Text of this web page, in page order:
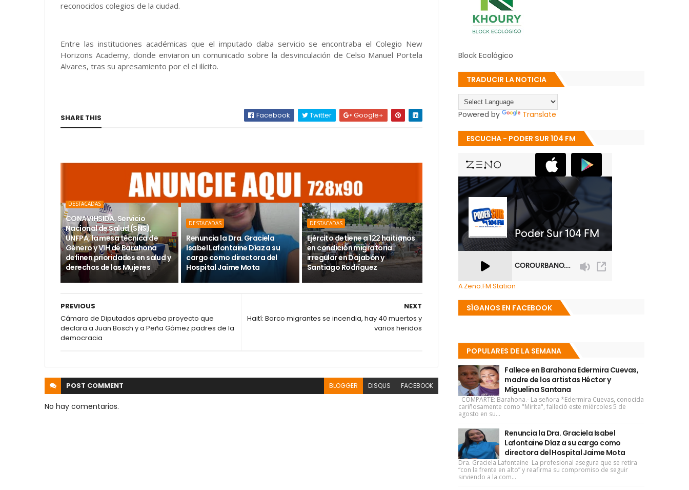
reconocidos colegios de la ciudad.
Entre las instituciones académicas que el imputado daba servicio se encontraba el Colegio New
Horizons Academy, donde enviaron un comunicado sobre la desvinculación de Celso Manuel Portela
Alvares, tras su apresamiento por el el ilícito.
SHARE THIS Facebook Twitter Google+
DESTACADAS
CONAVIHSIDA, Servicio
Nacional de Salud (SNS),
UNFPA, la mesa técnica de
Género y VIH de Barahona
definen prioridades en salud y
derechos de las Mujeres
DESTACADAS
Renuncia la Dra. Graciela
Isabel Lafontaine Díaz a su
cargo como directora del
Hospital Jaime Mota
DESTACADAS
Ejército detiene a 122 haitianos
en condición migratoria
irregular en Dajabón y
Santiago Rodríguez
NEXT
Haití: Barco migrantes se incendia, hay 40 muertos y
varios heridos
PREVIOUS
Cámara de Diputados aprueba proyecto que
declara a Juan Bosch y a Peña Gómez padres de la
democracia
POST COMMENT BLOGGER DISQUS FACEBOOK
No hay comentarios.
Block Ecológico
TRADUCIR LA NOTICIA
Powered by Translate
ESCUCHA - PODER SUR 104 FM
A Zeno.FM Station
SÍGANOS EN FACEBOOK
POPULARES DE LA SEMANA
Fallece en Barahona Edermira Cuevas,
madre de los artistas Héctor y
Miguelina Santana
COMPARTE: Barahona.- La señora *Edermira Cuevas, conocida
cariñosamente como "Mirita", falleció este miércoles 5 de
agosto en su...
Renuncia la Dra. Graciela Isabel
Lafontaine Díaz a su cargo como
directora del Hospital Jaime Mota
Dra. Graciela Lafontaine La profesional asegura que se retira
“con la frente en alto” y reafirma su compromiso de seguir
sirviendo a la com...